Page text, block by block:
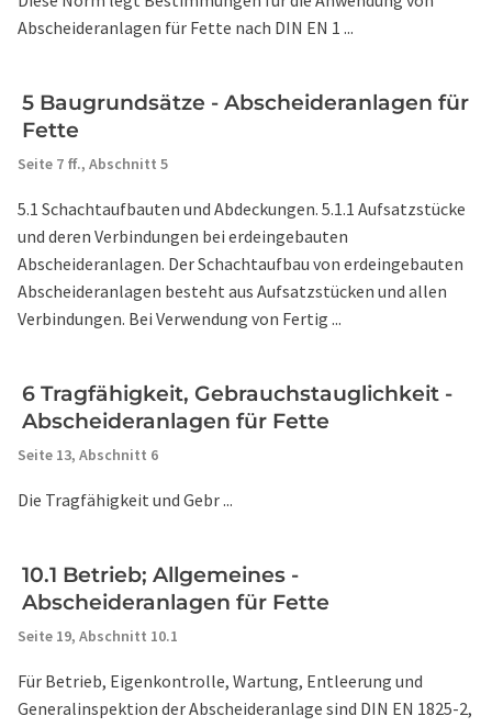
Abscheideranlagen für Fette nach DIN EN 1 ...
5 Baugrundsätze - Abscheideranlagen für
Fette
Seite 7 ff., Abschnitt 5
5.1 Schachtaufbauten und Abdeckungen. 5.1.1 Aufsatzstücke
und deren Verbindungen bei erdeingebauten
Abscheideranlagen. Der Schachtaufbau von erdeingebauten
Abscheideranlagen besteht aus Aufsatzstücken und allen
Verbindungen. Bei Verwendung von Fertig ...
6 Tragfähigkeit, Gebrauchstauglichkeit -
Abscheideranlagen für Fette
Seite 13, Abschnitt 6
Die Tragfähigkeit und Gebr ...
10.1 Betrieb; Allgemeines -
Abscheideranlagen für Fette
Seite 19, Abschnitt 10.1
Für Betrieb, Eigenkontrolle, Wartung, Entleerung und
Generalinspektion der Abscheideranlage sind DIN EN 1825-2,